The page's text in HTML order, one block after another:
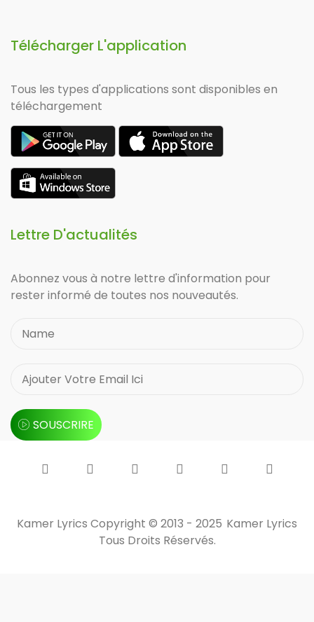
Télécharger L'application
Tous les types d'applications sont disponibles en
téléchargement
Lettre D'actualités
Abonnez vous à notre lettre d'information pour
rester informé de toutes nos nouveautés.
SOUSCRIRE
Kamer Lyrics Copyright © 2013 - 2025 Kamer Lyrics
Tous Droits Réservés.